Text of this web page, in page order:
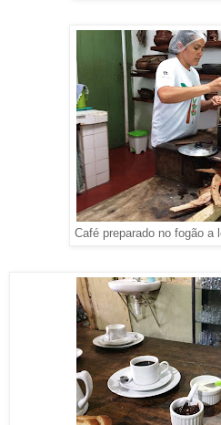
Café preparado no fogão a